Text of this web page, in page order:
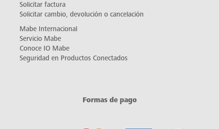
Solicitar factura
Solicitar cambio, devolución o cancelación
Mabe Internacional
Servicio Mabe
Conoce IO Mabe
Seguridad en Productos Conectados
Formas de pago